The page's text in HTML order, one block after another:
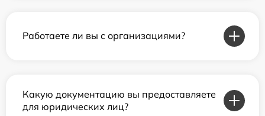
Работаете ли вы с организациями?
Какую документацию вы предоставляете
для юридических лиц?